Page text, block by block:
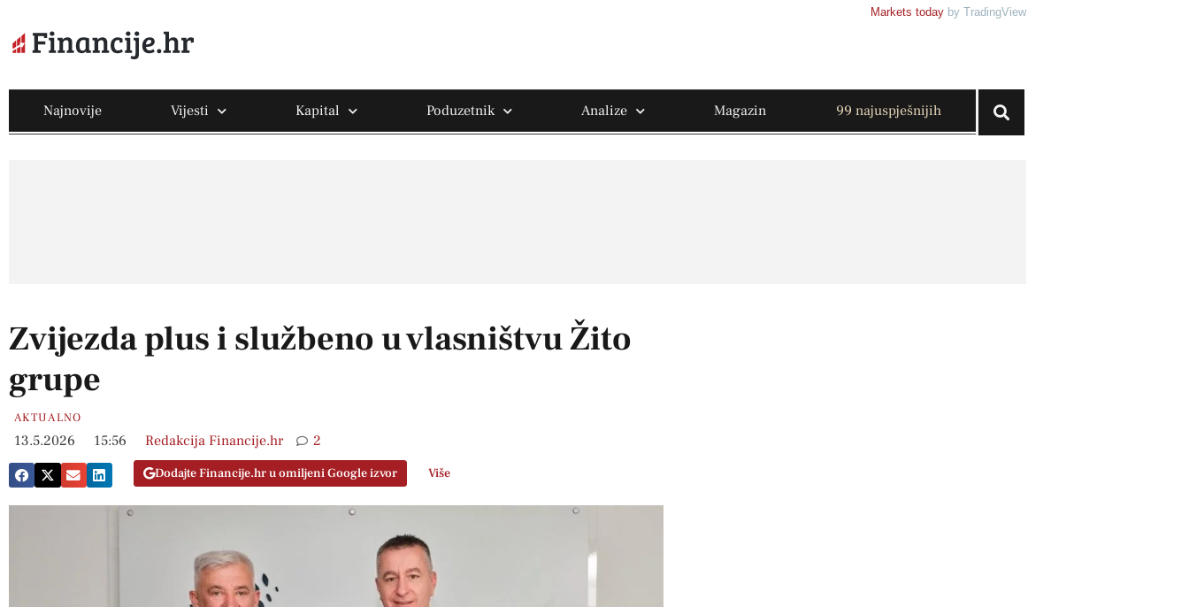
Markets today by TradingView
Najnovije Vijesti Kapital Poduzetnik Analize Magazin 99 najuspješnijih
Zvijezda plus i službeno u vlasništvu Žito
grupe
AKTUALNO
13.5.2026 15:56 Redakcija Financije.hr 2
Dodajte Financije.hr u omiljeni Google izvor Više